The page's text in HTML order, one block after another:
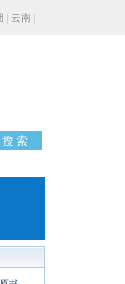
云南
搜 索